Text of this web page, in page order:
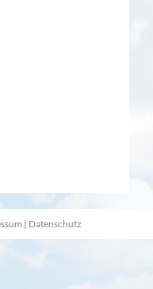
| Datenschutz